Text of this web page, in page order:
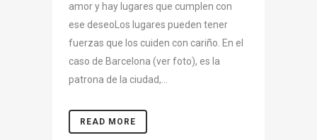
amor y hay lugares que cumplen con
ese deseoLos lugares pueden tener
fuerzas que los cuiden con cariño. En el
caso de Barcelona (ver foto), es la
patrona de la ciudad,...
READ MORE